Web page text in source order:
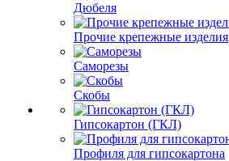
Дюбеля
Прочие крепежные изделия
Саморезы
Скобы
Гипсокартон (ГКЛ)
Профиля для гипсокартона